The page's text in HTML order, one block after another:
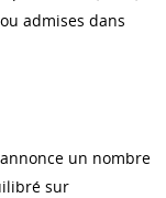
admises dans
annonce un nombre
sur